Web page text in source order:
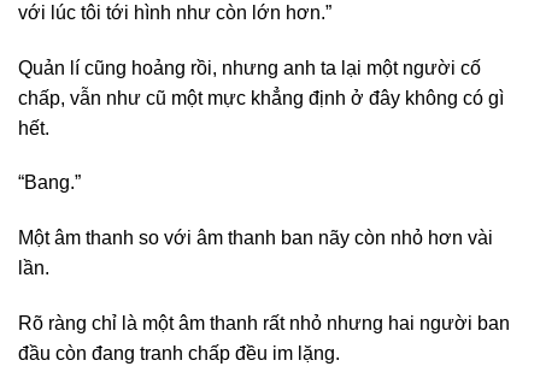
với lúc tôi tới hình như còn lớn hơn.”
Quản lí cũng hoảng rồi, nhưng anh ta lại một người cố
chấp, vẫn như cũ một mực khẳng định ở đây không có gì
hết.
“Bang.”
Một âm thanh so với âm thanh ban nãy còn nhỏ hơn vài
lần.
Rõ ràng chỉ là một âm thanh rất nhỏ nhưng hai người ban
đầu còn đang tranh chấp đều im lặng.